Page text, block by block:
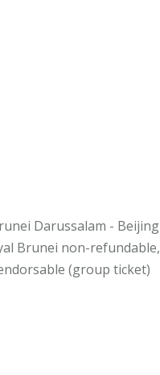
Darussalam - Beijing
Brunei non-refundable,
(group ticket)